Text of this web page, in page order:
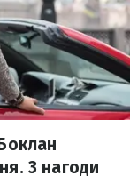
З нагоди